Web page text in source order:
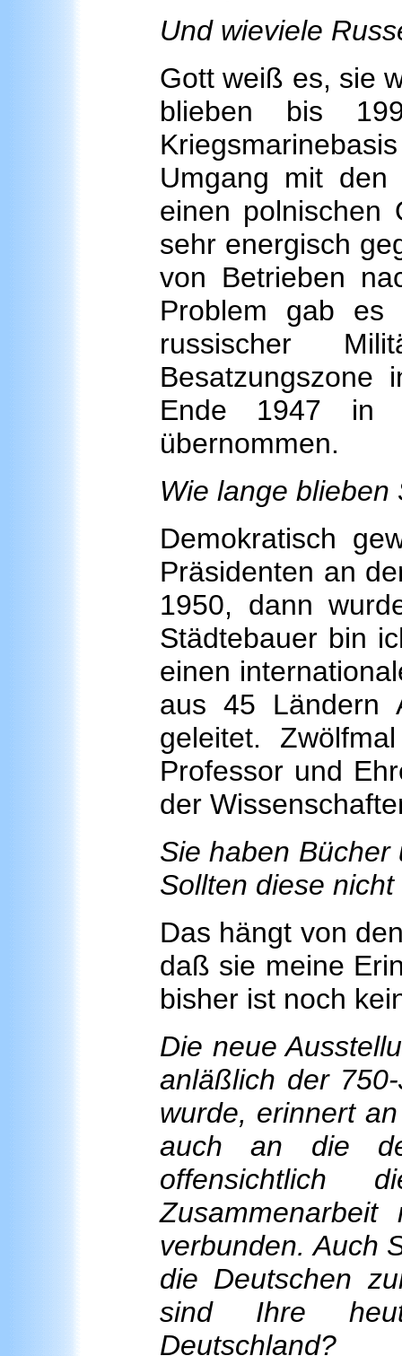
Und wieviele
Gott weiß es, sie
blieben bis
Umgang mit den
einen polnischen
sehr energisch
von Betrieben
Problem gab
russischer
Besatzungszone
Ende 1947 in
übernommen.
Wie lange blieben
Demokratisch
Präsidenten an
1950, dann
Städtebauer bin
einen
aus 45 Ländern
geleitet.
Professor und
der
Sie haben
Sollten diese
Das hängt von
daß sie meine
bisher ist noch
Die neue
anläßlich der
wurde, erinnert
auch an die
verbunden. Auch
die Deutschen
sind Ihre
Deutschland?